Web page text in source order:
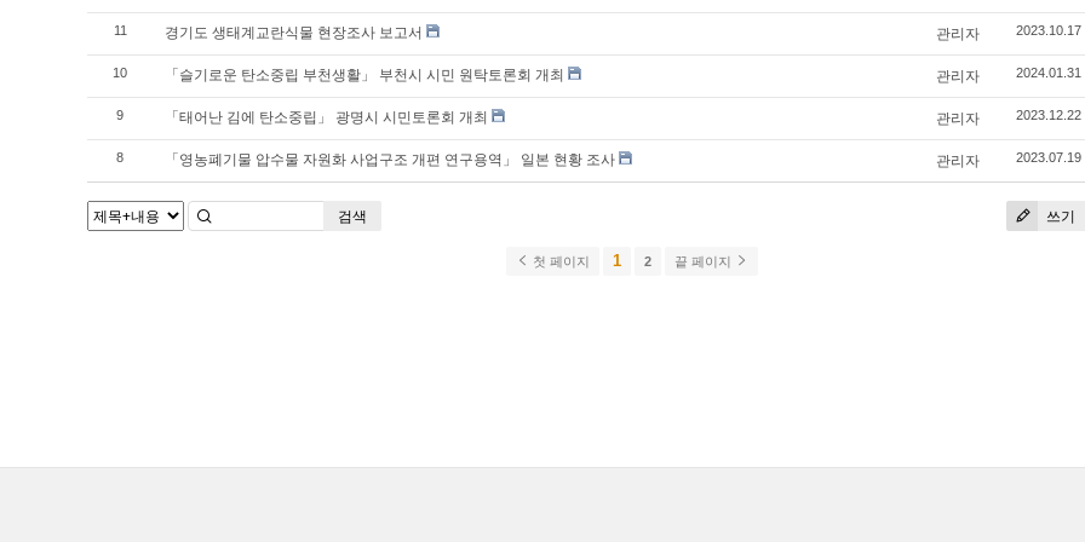
11 경기도 생태계교란식물 현장조사 보고서 관리자 2023.10.17
10 「슬기로운 탄소중립 부천생활」 부천시 시민 원탁토론회 개최 관리자 2024.01.31
9 「태어난 김에 탄소중립」 광명시 시민토론회 개최 관리자 2023.12.22
8 「영농폐기물 압수물 자원화 사업구조 개편 연구용역」 일본 현황 조사 관리자 2023.07.19
쓰기
검색
첫 페이지 1 2 끝 페이지